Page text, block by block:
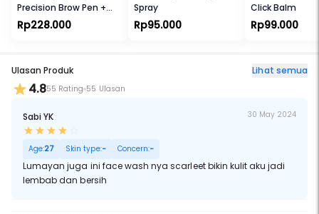
Precision Brow Pen +
Abracadabrow Tinted Brow Laminator
Rp228.000
Spray
Rp95.000
Click Balm
Rp99.000
Ulasan Produk Lihat semua
4.855 Rating 55 Ulasan
Sabi YK 30 May 2024
Age:27 Skin type:- Concern:-
Lumayan juga ini face wash nya scarleet bikin kulit aku jadi
lembab dan bersih